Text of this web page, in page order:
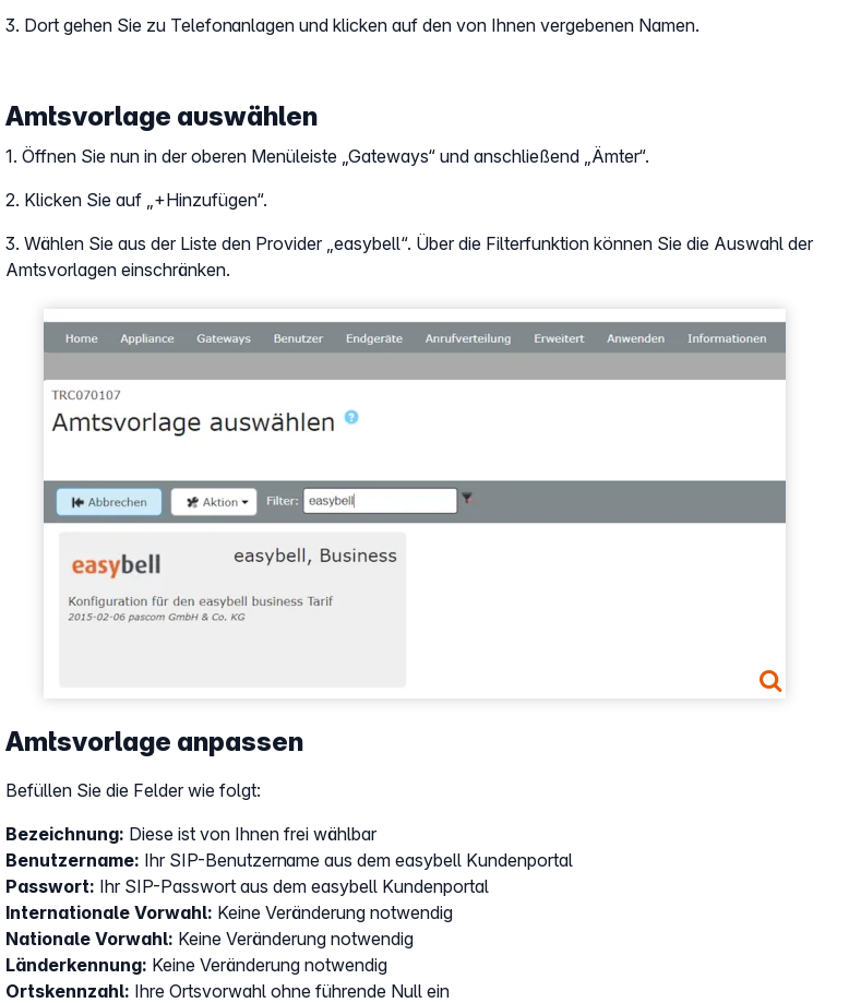
3. Dort gehen Sie zu Telefonanlagen und klicken auf den von Ihnen vergebenen Namen.
Amtsvorlage auswählen
1. Öffnen Sie nun in der oberen Menüleiste „Gateways“ und anschließend „Ämter“.
2. Klicken Sie auf „+Hinzufügen“.
3. Wählen Sie aus der Liste den Provider „easybell“. Über die Filterfunktion können Sie die Auswahl der
Amtsvorlagen einschränken.
Show larger version
Amtsvorlage anpassen
Befüllen Sie die Felder wie folgt:
Bezeichnung: Diese ist von Ihnen frei wählbar
Benutzername: Ihr SIP-Benutzername aus dem easybell Kundenportal
Passwort: Ihr SIP-Passwort aus dem easybell Kundenportal
Internationale Vorwahl: Keine Veränderung notwendig
Nationale Vorwahl: Keine Veränderung notwendig
Länderkennung: Keine Veränderung notwendig
Ortskennzahl: Ihre Ortsvorwahl ohne führende Null ein